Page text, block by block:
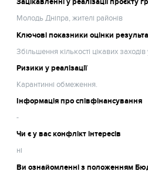
Зацікавленні у реалізації проєкту
Молодь Дніпра, жителі районів
Ключові показники оцінки
Збільшення кількості цікавих заходів
Ризики у реалізації
Карантинні обмеження.
Інформація про співфінансування
-
Чи є у вас конфлікт інтересів
ні
Ви ознайомленні з положенням